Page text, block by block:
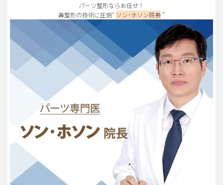
パーツ整形ならお任せ！
鼻整形の技術に圧倒“ ソン･ホソン院長 ”